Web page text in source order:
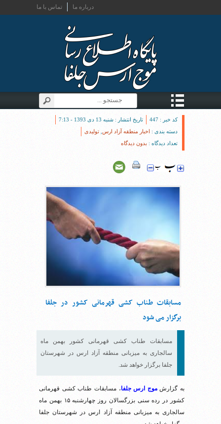
تماس با ما درباره ما
کد خبر : 447
تاریخ انتشار : شنبه 13 دی 1393 - 7:13
دسته بندی : اخبار منطقه آزاد ارس تولیدی
تعداد دیدگاه : بدون دیدگاه
مسابقات طناب کشی قهرمانی کشور در جلفا
برگزار می شود
مسابقات طناب کشی قهرمانی کشور بهمن ماه
سالجاری به میزبانی منطقه آزاد ارس در شهرستان
جلفا برگزار خواهد شد.
به گزارشموج ارس جلفا، مسابقات طناب کشی قهرمانی
کشور در رده سنی بزرگسالان روز چهارشنبه ۱۵ بهمن ماه
سالجاری به میزبانی منطقه آزاد ارس در شهرستان جلفا